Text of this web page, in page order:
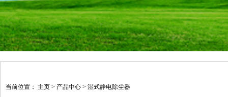
当前位置： 主页 > 产品中心 > 湿式静电除尘器